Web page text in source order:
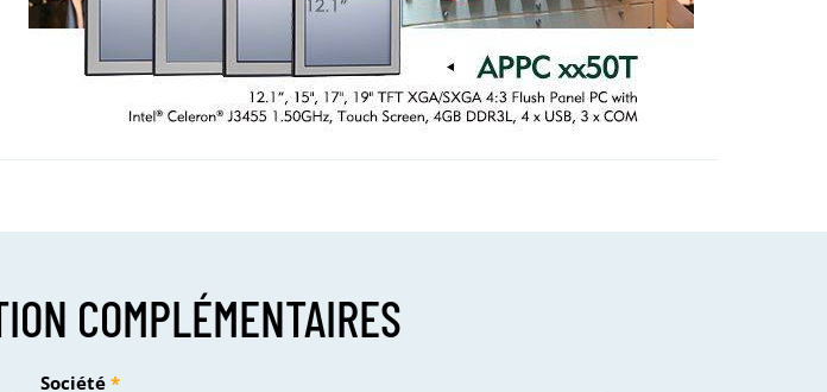
COMPLÉMENTAIRES
Société